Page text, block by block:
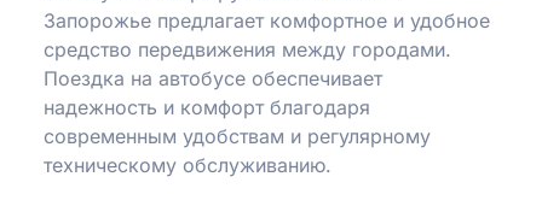
Запорожье предлагает комфортное и удобное
средство передвижения между городами.
Поездка на автобусе обеспечивает
надежность и комфорт благодаря
современным удобствам и регулярному
техническому обслуживанию.